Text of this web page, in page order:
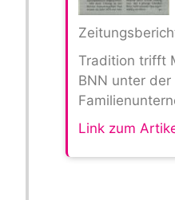
Tradition trifft
BNN unter
Link zum